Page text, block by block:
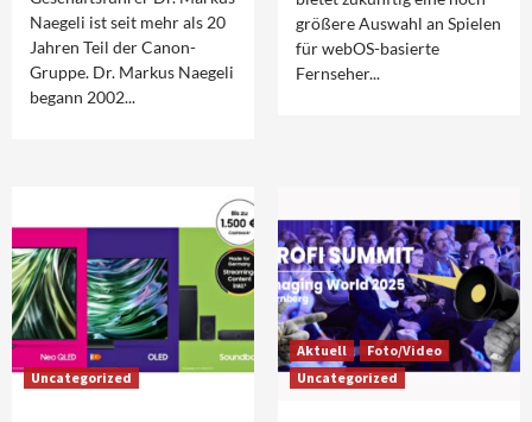
Naegeli ist seit mehr als 20
Jahren Teil der Canon-
Gruppe. Dr. Markus Naegeli
begann 2002...
größere Auswahl an Spielen
für webOS-basierte
Fernseher...
Uncategorized
Aktuell
Foto/Video
Uncategorized